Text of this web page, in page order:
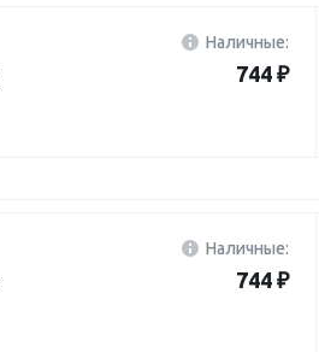
Наличные:
744 ₽
Наличные:
744 ₽